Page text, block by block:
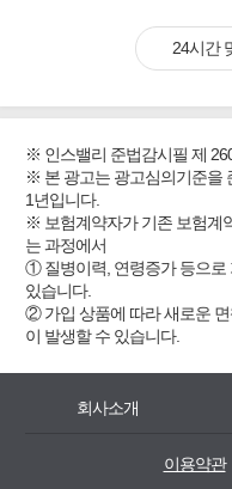
24시간
※ 인스밸리 준법감시필 제
※ 본 광고는 광고심의기준을
1년입니다.
※ 보험계약자가 기존 보험계
는 과정에서
① 질병이력, 연령증가 등으로
있습니다.
② 가입 상품에 따라 새로운
이 발생할 수 있습니다.
회사소개
이용약관